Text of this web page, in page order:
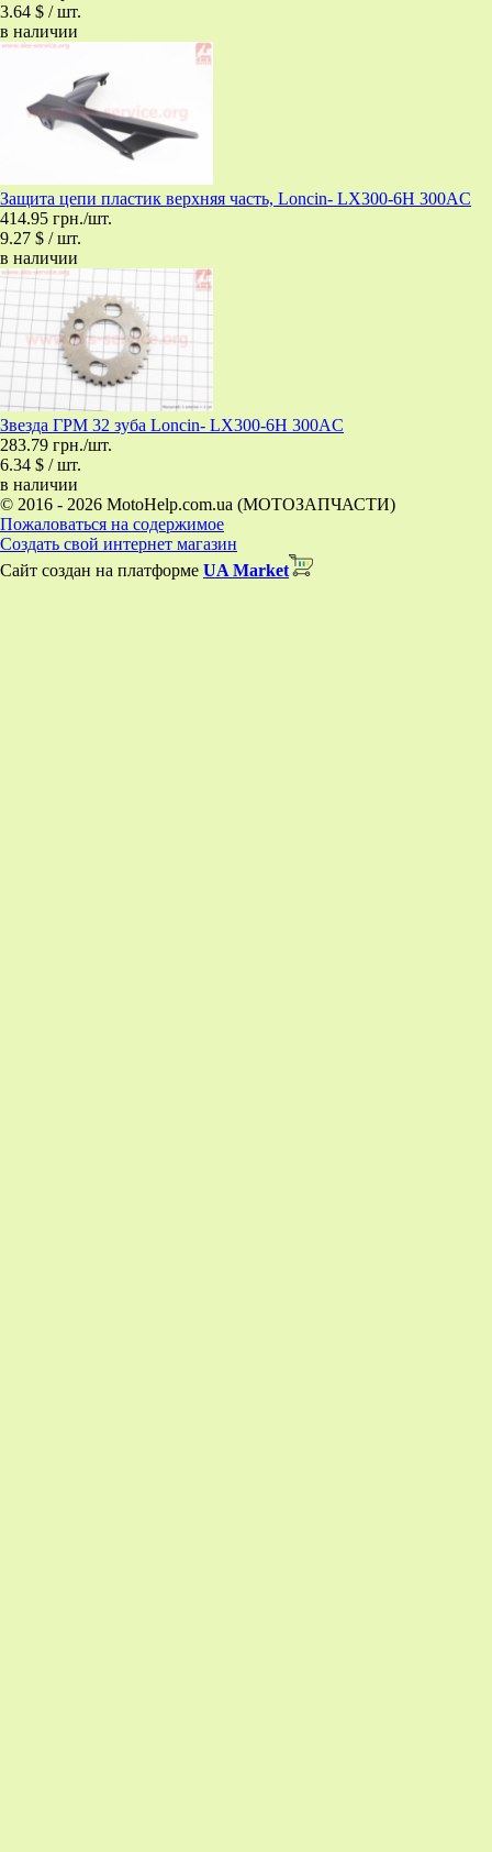
3.64 $ / шт.
в наличии
Защита цепи пластик верхняя часть, Loncin- LX300-6H 300AC
414.95 грн./шт.
9.27 $ / шт.
в наличии
Звезда ГРМ 32 зуба Loncin- LX300-6H 300AC
283.79 грн./шт.
6.34 $ / шт.
в наличии
© 2016 - 2026 MotoHelp.com.ua (МОТОЗАПЧАСТИ)
Пожаловаться на содержимое
Создать свой интернет магазин
Сайт создан на платформе UA Market